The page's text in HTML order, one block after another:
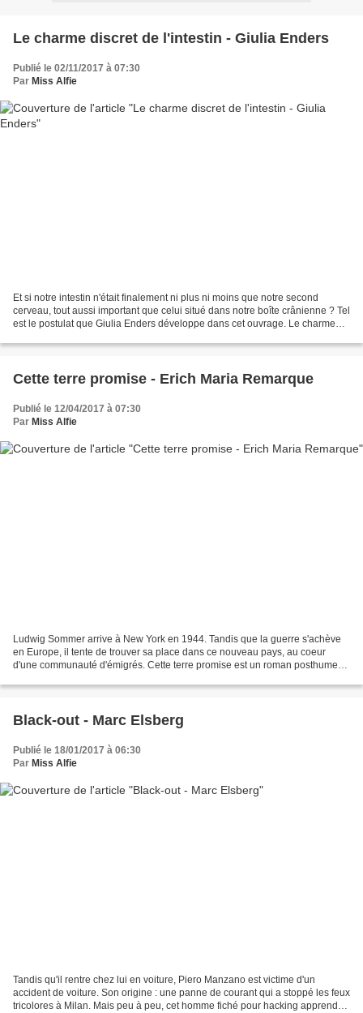
Le charme discret de l'intestin - Giulia Enders
Publié le 02/11/2017 à 07:30
Par Miss Alfie
Et si notre intestin n'était finalement ni plus ni moins que notre second
cerveau, tout aussi important que celui situé dans notre boîte crânienne ? Tel
est le postulat que Giulia Enders développe dans cet ouvrage. Le charme
Cette terre promise - Erich Maria Remarque
Publié le 12/04/2017 à 07:30
Par Miss Alfie
Ludwig Sommer arrive à New York en 1944. Tandis que la guerre s'achève
en Europe, il tente de trouver sa place dans ce nouveau pays, au coeur
d'une communauté d'émigrés. Cette terre promise est un roman posthume
Black-out - Marc Elsberg
Publié le 18/01/2017 à 06:30
Par Miss Alfie
Tandis qu'il rentre chez lui en voiture, Piero Manzano est victime d'un
accident de voiture. Son origine : une panne de courant qui a stoppé les feux
tricolores à Milan. Mais peu à peu, cet homme fiché pour hacking apprend